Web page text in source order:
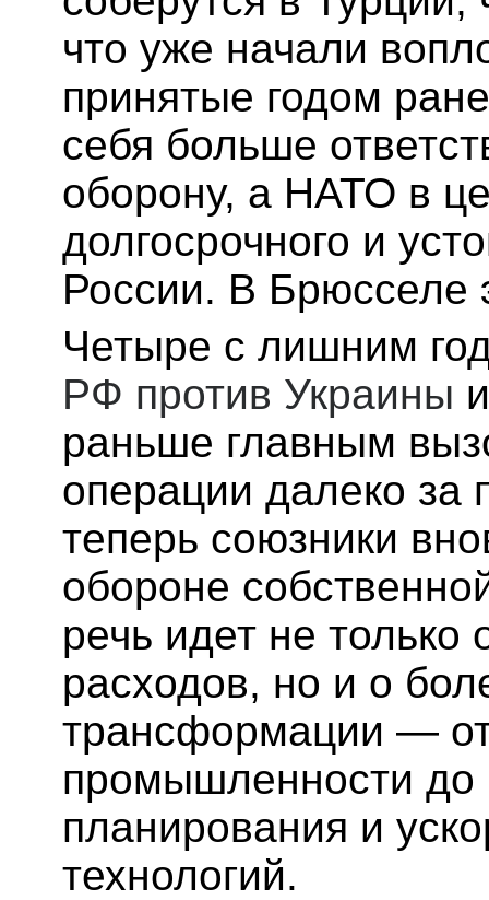
что уже начали
принятые годом
себя больше
оборону, а НАТО в
долгосрочного и
России. В Брюсселе
Четыре с лишним
РФ против Украины
раньше главным
операции далеко
теперь союзники
обороне
речь идет не только
расходов, но и о
трансформации —
промышленности до
планирования и
технологий.